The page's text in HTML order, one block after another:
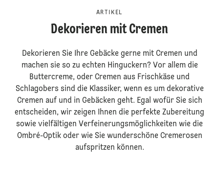
ARTIKEL
Dekorieren mit Cremen
Dekorieren Sie Ihre Gebäcke gerne mit Cremen und
machen sie so zu echten Hinguckern? Vor allem die
Buttercreme, oder Cremen aus Frischkäse und
Schlagobers sind die Klassiker, wenn es um dekorative
Cremen auf und in Gebäcken geht. Egal wofür Sie sich
entscheiden, wir zeigen Ihnen die perfekte Zubereitung
sowie vielfältigen Verfeinerungsmöglichkeiten wie die
Ombré-Optik oder wie Sie wunderschöne Cremerosen
aufspritzen können.